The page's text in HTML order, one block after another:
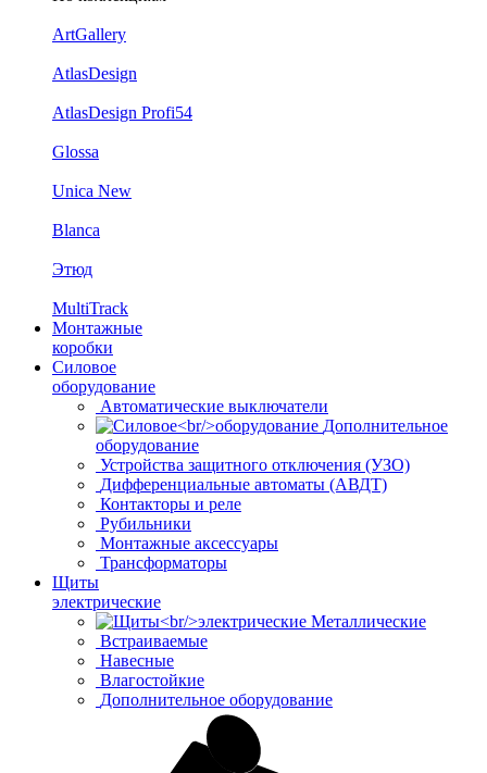
ArtGallery
AtlasDesign
AtlasDesign Profi54
Glossa
Unica New
Blanca
Этюд
MultiTrack
Монтажные
коробки
Силовое
оборудование
Автоматические выключатели
Дополнительное
оборудование
Устройства защитного отключения (УЗО)
Дифференциальные автоматы (АВДТ)
Контакторы и реле
Рубильники
Монтажные аксессуары
Трансформаторы
Щиты
электрические
Металлические
Встраиваемые
Навесные
Влагостойкие
Дополнительное оборудование